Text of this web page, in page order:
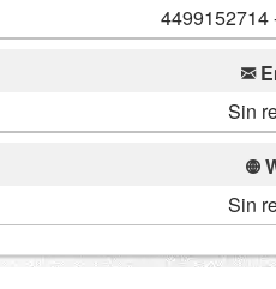
4499152714
Sin
Sin